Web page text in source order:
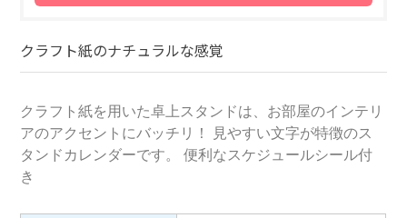
クラフト紙のナチュラルな感覚
クラフト紙を用いた卓上スタンドは、お部屋のインテリ
アのアクセントにバッチリ！ 見やすい文字が特徴のス
タンドカレンダーです。 便利なスケジュールシール付
き